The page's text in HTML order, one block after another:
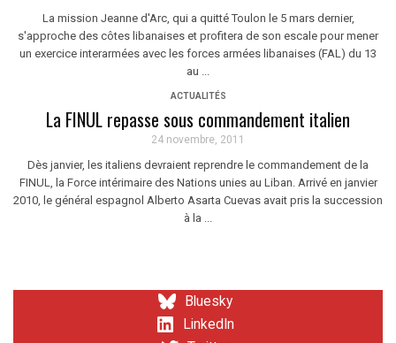
La mission Jeanne d'Arc, qui a quitté Toulon le 5 mars dernier,
s'approche des côtes libanaises et profitera de son escale pour mener
un exercice interarmées avec les forces armées libanaises (FAL) du 13
au ...
ACTUALITÉS
La FINUL repasse sous commandement italien
24 novembre, 2011
Dès janvier, les italiens devraient reprendre le commandement de la
FINUL, la Force intérimaire des Nations unies au Liban. Arrivé en janvier
2010, le général espagnol Alberto Asarta Cuevas avait pris la succession
à la ...
Bluesky
LinkedIn